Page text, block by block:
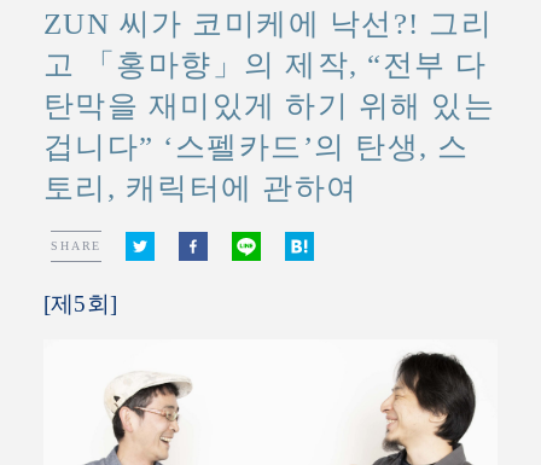
ZUN 씨가 코미케에 낙선?! 그리
고 「홍마향」의 제작, “전부 다
탄막을 재미있게 하기 위해 있는
겁니다” ‘스펠카드’의 탄생, 스
토리, 캐릭터에 관하여
SHARE
[제5회]